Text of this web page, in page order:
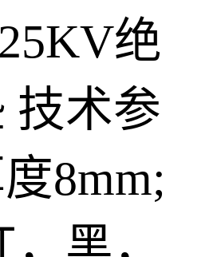
绝
技术参
8mm;